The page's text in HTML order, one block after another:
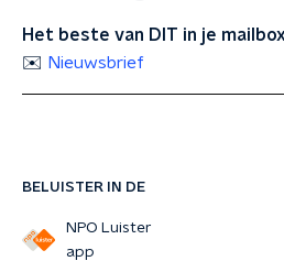
BELUISTER IN DE
NPO Luister
app
Het beste van DIT in je
✉️ Nieuwsbrief